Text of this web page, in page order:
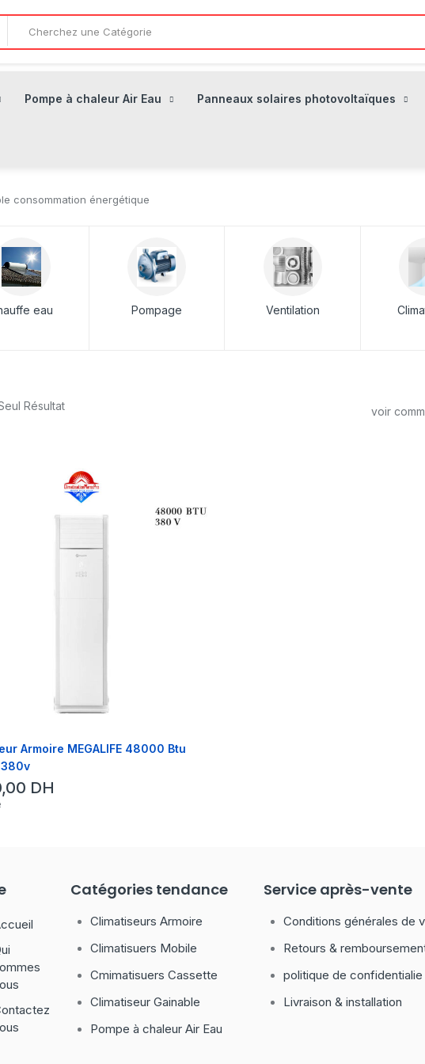
Pompe à chaleur Air Eau Panneaux solaires photovoltaïques
consommation énergétique
eau Pompage Ventilation
Résultat voir
Armoire MEGALIFE 48000 Btu
DH
Catégories tendance
Climatiseurs Armoire
Climatisuers Mobile
Cmimatisuers Cassette
Climatiseur Gainable
Pompe à chaleur Air Eau
Service après-vente
Conditions générales de
Retours &
politique de confidentialie
Livraison & installation